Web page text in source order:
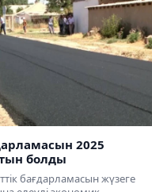
2025
болды
бағдарламасын жүзеге